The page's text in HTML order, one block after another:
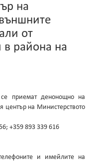
на
от
в района на
приемат денонощно на
център на Министерството
+359 893 339 616
и имейлите на